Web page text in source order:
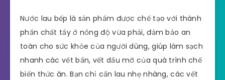
Nước lau bếp là sản phẩm được chế tạo với thành
phần chất tẩy ở nồng độ vừa phải, đảm bảo an
toàn cho sức khỏe của người dùng, giúp làm sạch
nhanh các vết bẩn, vết dầu mỡ của quá trình chế
biến thức ăn. Bạn chỉ cần lau nhẹ nhàng, các vết